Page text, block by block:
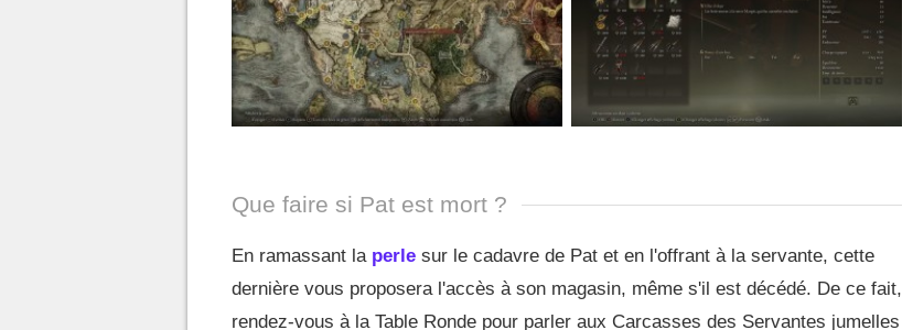
Que faire si Pat est mort ?
En ramassant la perle sur le cadavre de Pat et en l'offrant à la servante, cette
dernière vous proposera l'accès à son magasin, même s'il est décédé. De ce fait,
rendez-vous à la Table Ronde pour parler aux Carcasses des Servantes jumelles